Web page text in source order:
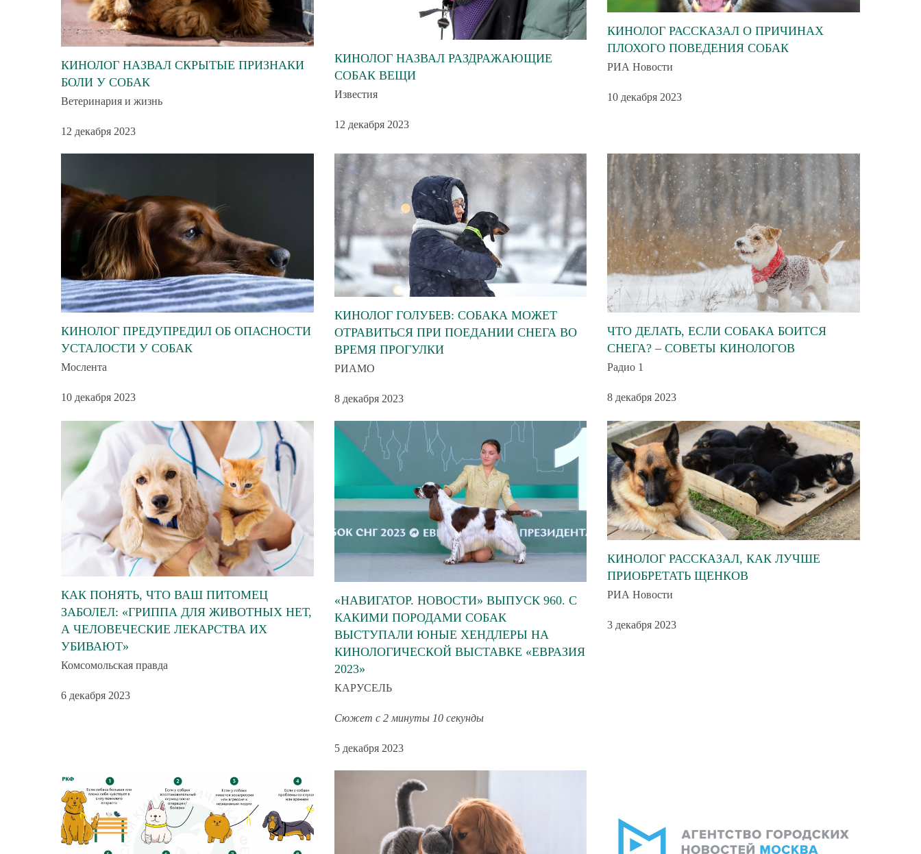
КИНОЛОГ НАЗВАЛ СКРЫТЫЕ ПРИЗНАКИ
БОЛИ У СОБАК
Ветеринария и жизнь
12 декабря 2023
КИНОЛОГ НАЗВАЛ РАЗДРАЖАЮЩИЕ
СОБАК ВЕЩИ
Известия
12 декабря 2023
КИНОЛОГ РАССКАЗАЛ О ПРИЧИНАХ
ПЛОХОГО ПОВЕДЕНИЯ СОБАК
РИА Новости
10 декабря 2023
КИНОЛОГ ПРЕДУПРЕДИЛ ОБ ОПАСНОСТИ
УСТАЛОСТИ У СОБАК
Мослента
10 декабря 2023
КИНОЛОГ ГОЛУБЕВ: СОБАКА МОЖЕТ
ОТРАВИТЬСЯ ПРИ ПОЕДАНИИ СНЕГА ВО
ВРЕМЯ ПРОГУЛКИ
РИАМО
8 декабря 2023
ЧТО ДЕЛАТЬ, ЕСЛИ СОБАКА БОИТСЯ
СНЕГА? – СОВЕТЫ КИНОЛОГОВ
Радио 1
8 декабря 2023
КАК ПОНЯТЬ, ЧТО ВАШ ПИТОМЕЦ
ЗАБОЛЕЛ: «ГРИППА ДЛЯ ЖИВОТНЫХ НЕТ,
А ЧЕЛОВЕЧЕСКИЕ ЛЕКАРСТВА ИХ
УБИВАЮТ»
Комсомольская правда
6 декабря 2023
«НАВИГАТОР. НОВОСТИ» ВЫПУСК 960. С
КАКИМИ ПОРОДАМИ СОБАК
ВЫСТУПАЛИ ЮНЫЕ ХЕНДЛЕРЫ НА
КИНОЛОГИЧЕСКОЙ ВЫСТАВКЕ «ЕВРАЗИЯ
2023»
КАРУСЕЛЬ
Сюжет с 2 минуты 10 секунды
5 декабря 2023
КИНОЛОГ РАССКАЗАЛ, КАК ЛУЧШЕ
ПРИОБРЕТАТЬ ЩЕНКОВ
РИА Новости
3 декабря 2023